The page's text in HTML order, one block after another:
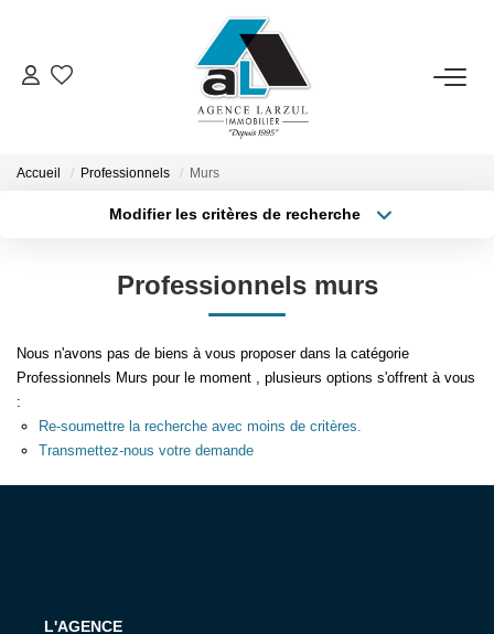
VENTES
LOCATIONS
ESTIMATION
PROMOTION
NOTRE AGENCE
Présentation
Accueil Professionnels Murs
Modifier les critères de recherche
Créer une alerte
Professionnels murs
Nous n'avons pas de biens à vous proposer dans la catégorie
Professionnels Murs pour le moment , plusieurs options s'offrent à vous
:
Re-soumettre la recherche avec moins de critères.
Transmettez-nous votre demande
L'AGENCE